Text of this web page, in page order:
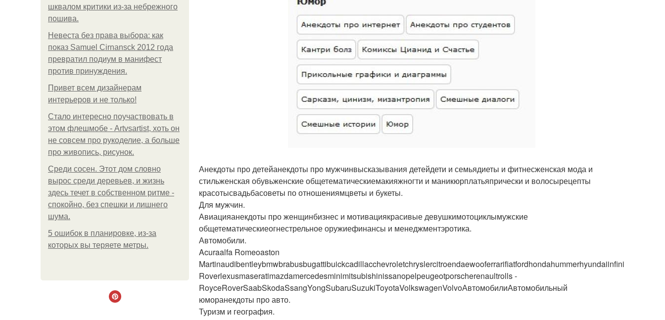
шквалом критики из-за небрежного
пошива.
Невеста без права выбора: как
показ Samuel Cirnansck 2012 года
превратил подиум в манифест
против принуждения.
Привет всем дизайнерам
интерьеров и не только!
Стало интересно поучаствовать в
этом флешмобе - Artvsartist, хоть он
не совсем про рукоделие, а больше
про живопись, рисунок.
Среди сосен. Этот дом словно
вырос среди деревьев, и жизнь
здесь течет в собственном ритме -
спокойно, без спешки и лишнего
шума.
5 ошибок в планировке, из-за
которых вы теряете метры.
Анекдоты про детейанекдоты про мужчинвысказывания детейдети и семьядиеты и фитнесженская мода и
стильженская обувьженские общетематическиемакияжногти и маникюрплатьяпрически и волосырецепты
красотысвадьбасоветы по отношениямцветы и букеты.
Для мужчин.
Авиацияанекдоты про женщинбизнес и мотивациякрасивые девушкимотоциклымужские
общетематическиеогнестрельное оружиефинансы и менеджментэротика.
Автомобили.
Acuraalfa Romeoaston
Roverlexusmaseratimazdamercedesminimitsubishinissanopelpeugeotporscherenaultrolls -
RoyceRoverSaabSkodaSsangYongSubaruSuzukiToyotaVolkswagenVolvoАвтомобилиАвтомобильный
юморанекдоты про авто.
Туризм и география.